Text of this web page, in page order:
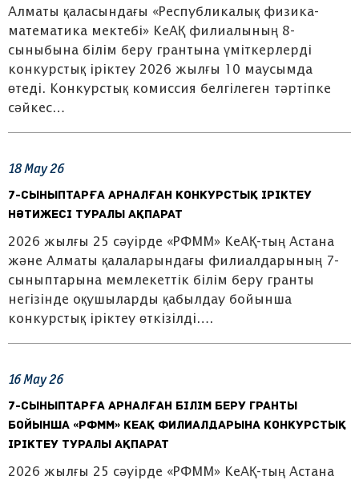
Алматы қаласындағы «Республикалық физика-
математика мектебі» КеАҚ филиалының 8-
сыныбына білім беру грантына үміткерлерді
конкурстық іріктеу 2026 жылғы 10 маусымда
өтеді. Конкурстық комиссия белгілеген тәртіпке
сәйкес…
18May26
7-сыныптарға арналған конкурстық іріктеу
нәтижесі туралы ақпарат
2026 жылғы 25 сәуірде «РФММ» КеАҚ-тың Астана
және Алматы қалаларындағы филиалдарының 7-
сыныптарына мемлекеттік білім беру гранты
негізінде оқушыларды қабылдау бойынша
конкурстық іріктеу өткізілді….
16May26
7-сыныптарға арналған білім беру гранты
бойынша «РФММ» КеАҚ филиалдарына конкурстық
іріктеу туралы ақпарат
2026 жылғы 25 сәуірде «РФММ» КеАҚ-тың Астана